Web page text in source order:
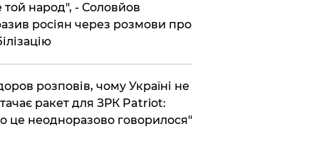
той народ", - Соловйов
росіян через розмови про
розповів, чому Україні не
ракет для ЗРК Patriot:
це неодноразово говорилося"